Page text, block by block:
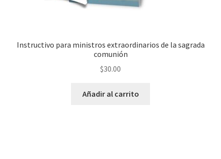
Instructivo para ministros extraordinarios de la sagrada
comunión
$30.00
Añadir al carrito